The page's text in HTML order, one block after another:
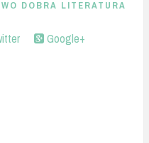
DOBRA LITERATURA
Google+